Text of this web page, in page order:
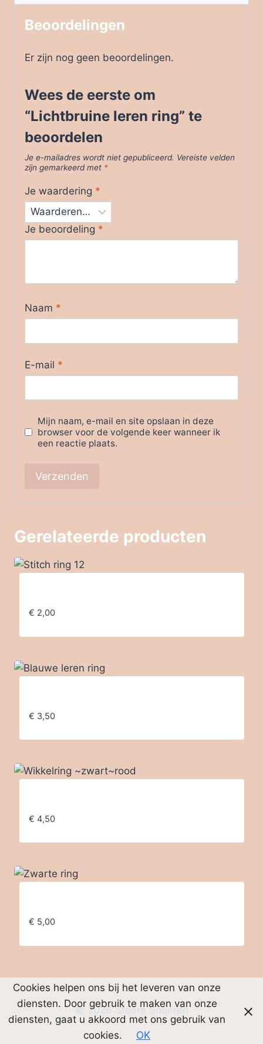
Beoordelingen
Er zijn nog geen beoordelingen.
Wees de eerste om
“Lichtbruine leren ring” te
beoordelen
Je e-mailadres wordt niet gepubliceerd. Vereiste velden
zijn gemarkeerd met *
Je waardering *
Je beoordeling *
Naam *
E-mail *
Mijn naam, e-mail en site opslaan in deze
browser voor de volgende keer wanneer ik
een reactie plaats.
Gerelateerde producten
€ 2,00
€ 3,50
€ 4,50
€ 5,00
© 2026 Stoere Snoeren
Cookies helpen ons bij het leveren van onze
diensten. Door gebruik te maken van onze
diensten, gaat u akkoord met ons gebruik van
cookies.
OK